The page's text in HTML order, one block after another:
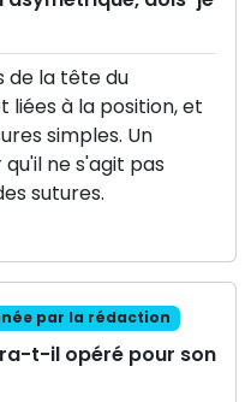
de la tête du
liées à la position, et
simples. Un
ne s'agit pas
sutures.
par la rédaction
t-il opéré pour son